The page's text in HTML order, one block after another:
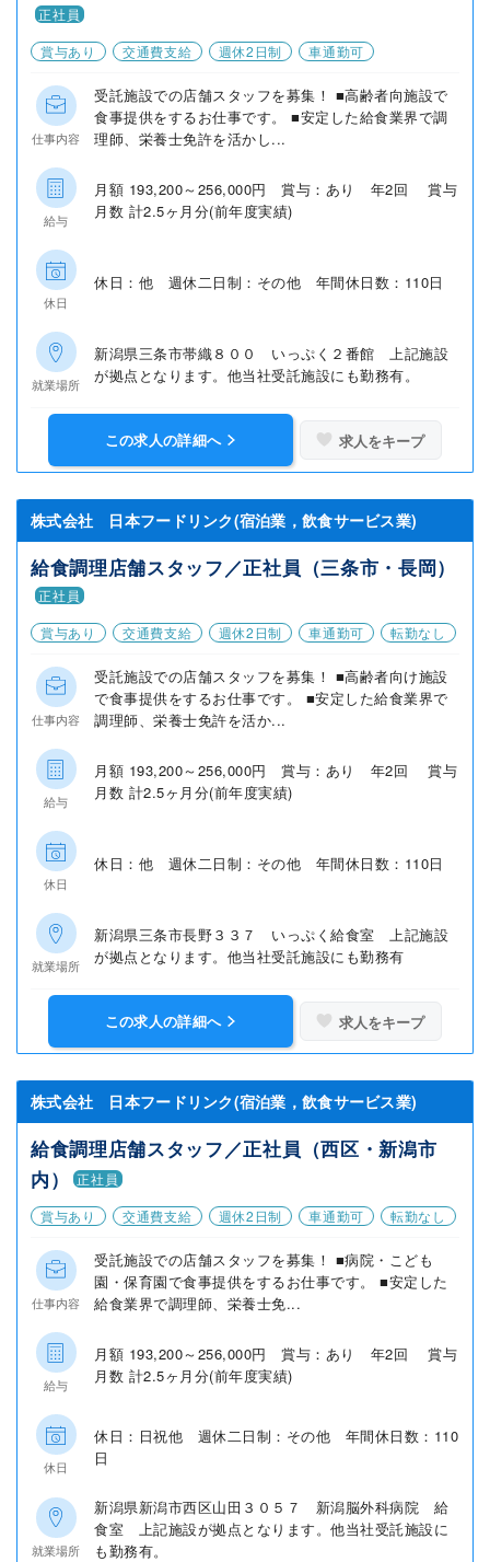
正社員
賞与あり
交通費支給 週休2日制 車通勤可
仕事内容
受託施設での店舗スタッフを募集！ ■高齢者向施設で
食事提供をするお仕事です。 ■安定した給食業界で調
理師、栄養士免許を活かし...
給与
月額 193,200～256,000円 賞与：あり 年2回 賞与
月数 計2.5ヶ月分(前年度実績)
休日
休日：他 週休二日制：その他 年間休日数：110日
就業場所
新潟県三条市帯織８００ いっぷく２番館 上記施設
が拠点となります。他当社受託施設にも勤務有。
この求人の詳細へ 求人をキープ
株式会社 日本フードリンク(宿泊業，飲食サービス業)
給食調理店舗スタッフ／正社員（三条市・長岡）
正社員
賞与あり
交通費支給 週休2日制 車通勤可 転勤なし
仕事内容
受託施設での店舗スタッフを募集！ ■高齢者向け施設
で食事提供をするお仕事です。 ■安定した給食業界で
調理師、栄養士免許を活か...
給与
月額 193,200～256,000円 賞与：あり 年2回 賞与
月数 計2.5ヶ月分(前年度実績)
休日
休日：他 週休二日制：その他 年間休日数：110日
就業場所
新潟県三条市長野３３７ いっぷく給食室 上記施設
が拠点となります。他当社受託施設にも勤務有
この求人の詳細へ 求人をキープ
株式会社 日本フードリンク(宿泊業，飲食サービス業)
給食調理店舗スタッフ／正社員（西区・新潟市
内）
正社員
賞与あり
交通費支給 週休2日制 車通勤可 転勤なし
仕事内容
受託施設での店舗スタッフを募集！ ■病院・こども
園・保育園で食事提供をするお仕事です。 ■安定した
給食業界で調理師、栄養士免...
給与
月額 193,200～256,000円 賞与：あり 年2回 賞与
月数 計2.5ヶ月分(前年度実績)
休日
休日：日祝他 週休二日制：その他 年間休日数：110
日
就業場所
新潟県新潟市西区山田３０５７ 新潟脳外科病院 給
食室 上記施設が拠点となります。他当社受託施設に
も勤務有。